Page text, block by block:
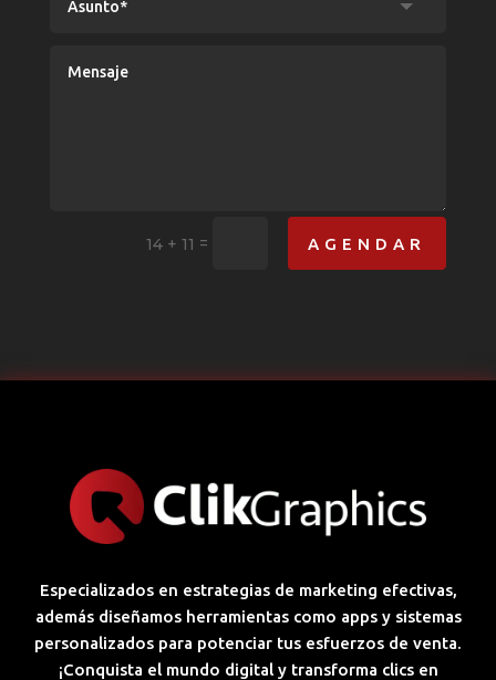
14 + 11 = AGENDAR
Especializados en estrategias de marketing efectivas,
además diseñamos herramientas como apps y sistemas
personalizados para potenciar tus esfuerzos de venta.
¡Conquista el mundo digital y transforma clics en